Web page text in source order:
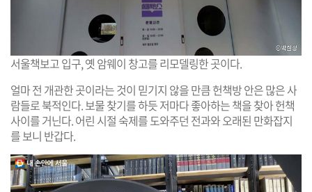
서울책보고 입구, 옛 암웨이 창고를 리모델링한 곳이다.
얼마 전 개관한 곳이라는 것이 믿기지 않을 만큼 헌책방 안은 많은 사
람들로 북적인다. 보물 찾기를 하듯 저마다 좋아하는 책을 찾아 헌책
사이를 거닌다. 어린 시절 숙제를 도와주던 전과와 오래된 만화잡지
를 보니 반갑다.